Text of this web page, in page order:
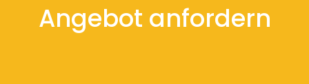
Angebot anfordern